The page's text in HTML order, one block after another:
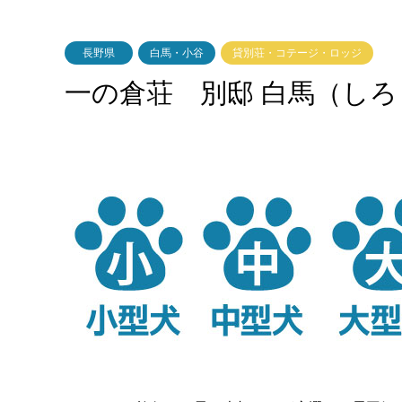
長野県 白馬・小谷 貸別荘・コテージ・ロッジ
一の倉荘 別邸 白馬（しろ